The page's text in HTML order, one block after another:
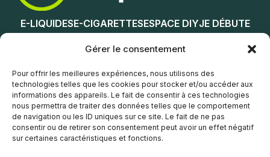
Gérer le consentement
Pour offrir les meilleures expériences, nous utilisons des
technologies telles que les cookies pour stocker et/ou accéder aux
informations des appareils. Le fait de consentir à ces technologies
nous permettra de traiter des données telles que le comportement
de navigation ou les ID uniques sur ce site. Le fait de ne pas
consentir ou de retirer son consentement peut avoir un effet négatif
sur certaines caractéristiques et fonctions.
E-LIQUIDESE-CIGARETTESESPACE DIYJE DÉBUTE
NOS MAGASINS
Service client